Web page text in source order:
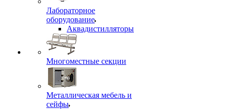
Лабораторное
оборудование
Аквадистилляторы
Многоместные секции
Металлическая мебель и
сейфы